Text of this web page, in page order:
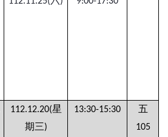
112.12.20(星
期三)
13:30-15:30 五
105